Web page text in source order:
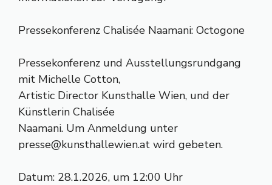
Pressekonferenz Chalisée Naamani: Octogone
Pressekonferenz und Ausstellungsrundgang
mit Michelle Cotton,
Artistic Director Kunsthalle Wien, und der
Künstlerin Chalisée
Naamani. Um Anmeldung unter
presse@kunsthallewien.at wird gebeten.
Datum: 28.1.2026, um 12:00 Uhr